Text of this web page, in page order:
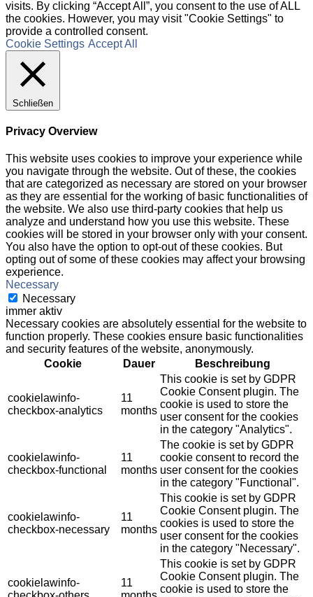
visits. By clicking “Accept All”, you consent to the use of ALL
the cookies. However, you may visit "Cookie Settings" to
provide a controlled consent.
Cookie Settings Accept All
Schließen
Privacy Overview
This website uses cookies to improve your experience while
you navigate through the website. Out of these, the cookies
that are categorized as necessary are stored on your browser
as they are essential for the working of basic functionalities of
the website. We also use third-party cookies that help us
analyze and understand how you use this website. These
cookies will be stored in your browser only with your consent.
You also have the option to opt-out of these cookies. But
opting out of some of these cookies may affect your browsing
experience.
Necessary
Necessary
immer aktiv
Necessary cookies are absolutely essential for the website to
function properly. These cookies ensure basic functionalities
and security features of the website, anonymously.
Cookie
Dauer Beschreibung
cookielawinfo-
checkbox-analytics
11
months
This cookie is set by GDPR
Cookie Consent plugin. The
cookie is used to store the
user consent for the cookies
in the category "Analytics".
cookielawinfo-
checkbox-functional
11
months
The cookie is set by GDPR
cookie consent to record the
user consent for the cookies
in the category "Functional".
cookielawinfo-
checkbox-necessary
11
months
This cookie is set by GDPR
Cookie Consent plugin. The
cookies is used to store the
user consent for the cookies
in the category "Necessary".
cookielawinfo-
11
This cookie is set by GDPR
Cookie Consent plugin. The
cookie is used to store the